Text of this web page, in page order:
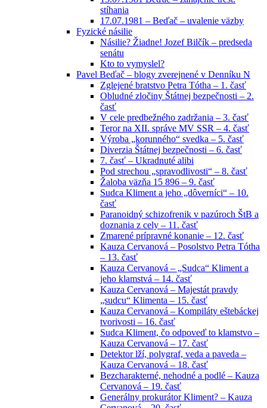
stíhania
17.07.1981 – Beďač – uvalenie väzby
Fyzické násilie
Násilie? Žiadne! Jozef Bilčík – predseda
senátu
Kto to vymyslel?
Pavel Beďač – blogy zverejnené v Denníku N
Zglejené bratstvo Petra Tótha – 1. časť
Obludné zločiny Štátnej bezpečnosti – 2.
časť
V cele predbežného zadržania – 3. časť
Teror na XII. správe MV SSR – 4. časť
Výroba „korunného“ svedka – 5. časť
Diverzia Štátnej bezpečnosti – 6. časť
7. časť – Ukradnuté alibi
Pod strechou „spravodlivosti“ – 8. časť
Žaloba väzňa 15 896 – 9. časť
Sudca Kliment a jeho „dôverníci“ – 10.
časť
Paranoidný schizofrenik v pazúroch ŠtB a
doznania z cely – 11. časť
Zmarené prípravné konanie – 12. časť
Kauza Cervanová – Posolstvo Petra Tótha
– 13. časť
Kauza Cervanová – „Sudca“ Kliment a
jeho klamstvá – 14. časť
Kauza Cervanová – Majestát pravdy
„sudcu“ Klimenta – 15. časť
Kauza Cervanová – Kompiláty eštebáckej
tvorivosti – 16. časť
Sudca Kliment, čo odpoveď to klamstvo –
Kauza Cervanová – 17. časť
Detektor lží, polygraf, veda a paveda –
Kauza Cervanová – 18. časť
Bezcharakterné, nehodné a podlé – Kauza
Cervanová – 19. časť
Generálny prokurátor Kliment? – Kauza